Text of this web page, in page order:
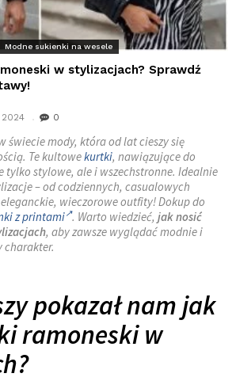
Modne sukienki na wesele
w stylizacjach? Sprawdź
0
świecie mody, która od lat cieszy się
Te kultowekurtki, nawiązujące do
tylko stylowe, ale i wszechstronne. Idealnie
– od codziennych, casualowych
wieczorowe outfity! Dokup do
z printami . Warto wiedzieć, jak nosić
, aby zawsze wyglądać modnie i
charakter.
pokazał nam jak
ramoneski w